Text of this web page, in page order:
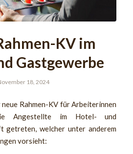
KV im
Gastgewerbe
18, 2024
Rahmen-KV für Arbeiterinnen
Angestellte im Hotel- und
getreten, welcher unter anderem
vorsieht: